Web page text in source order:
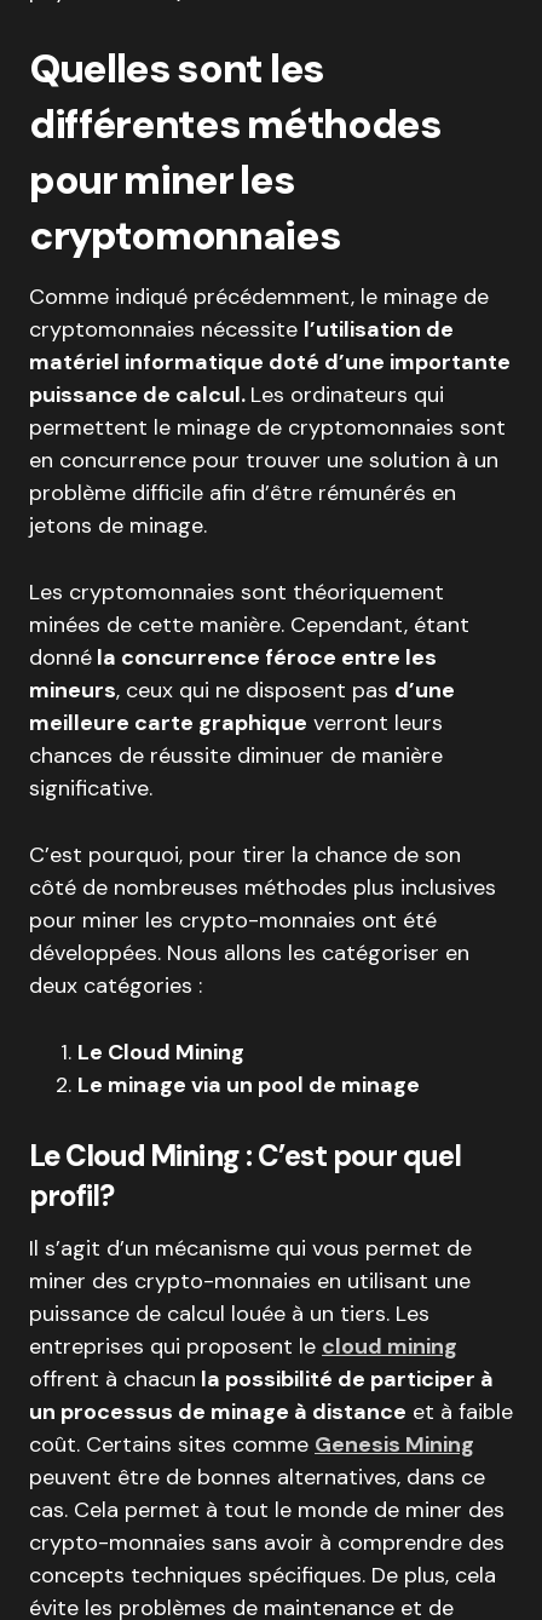
Quelles sont les
différentes méthodes
pour miner les
cryptomonnaies
Comme indiqué précédemment, le minage de
cryptomonnaies nécessite l’utilisation de
matériel informatique doté d’une importante
puissance de calcul. Les ordinateurs qui
permettent le minage de cryptomonnaies sont
en concurrence pour trouver une solution à un
problème difficile afin d’être rémunérés en
jetons de minage.
Les cryptomonnaies sont théoriquement
minées de cette manière. Cependant, étant
donné la concurrence féroce entre les
mineurs, ceux qui ne disposent pas d’une
meilleure carte graphique verront leurs
chances de réussite diminuer de manière
significative.
C’est pourquoi, pour tirer la chance de son
côté de nombreuses méthodes plus inclusives
pour miner les crypto-monnaies ont été
développées. Nous allons les catégoriser en
deux catégories :
Le Cloud Mining
Le minage via un pool de minage
Le Cloud Mining: C’est pour quel
profil?
Il s’agit d’un mécanisme qui vous permet de
miner des crypto-monnaies en utilisant une
puissance de calcul louée à un tiers. Les
entreprises qui proposent le cloud mining
offrent à chacun la possibilité de participer à
un processus de minage à distance et à faible
coût. Certains sites comme Genesis Mining
peuvent être de bonnes alternatives, dans ce
cas. Cela permet à tout le monde de miner des
crypto-monnaies sans avoir à comprendre des
concepts techniques spécifiques. De plus, cela
évite les problèmes de maintenance et de